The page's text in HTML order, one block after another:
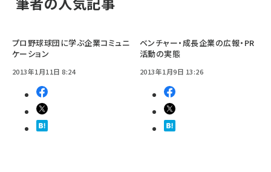
プロ野球球団に学ぶ企業コミュニ
ケーション
2013年1月11日 8:24
ベンチャー・成長企業の広報・PR
活動の実態
2013年1月9日 13:26